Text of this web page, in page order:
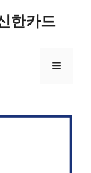
한카드
메